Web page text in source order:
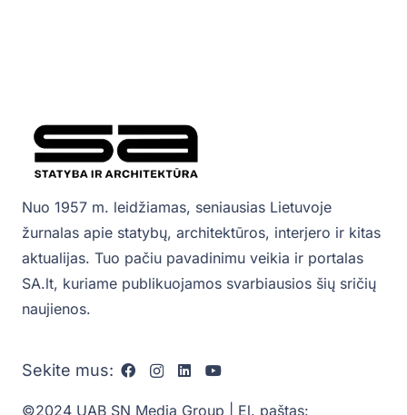
Nuo 1957 m. leidžiamas, seniausias Lietuvoje
žurnalas apie statybų, architektūros, interjero ir kitas
aktualijas. Tuo pačiu pavadinimu veikia ir portalas
SA.lt, kuriame publikuojamos svarbiausios šių sričių
naujienos.
Sekite mus:
©2024 UAB SN Media Group | El. paštas: